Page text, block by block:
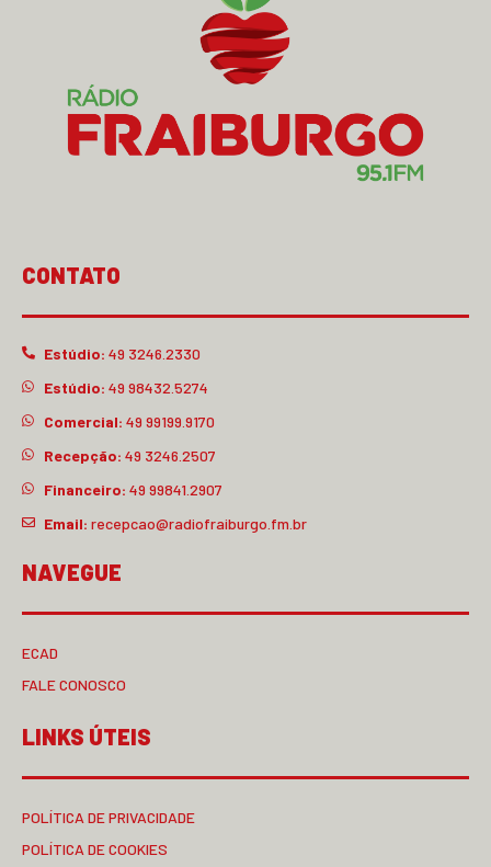
CONTATO
Estúdio: 49 3246.2330
Estúdio: 49 98432.5274
Comercial: 49 99199.9170
Recepção: 49 3246.2507
Financeiro: 49 99841.2907
Email: recepcao@radiofraiburgo.fm.br
NAVEGUE
ECAD
FALE CONOSCO
LINKS ÚTEIS
POLÍTICA DE PRIVACIDADE
POLÍTICA DE COOKIES